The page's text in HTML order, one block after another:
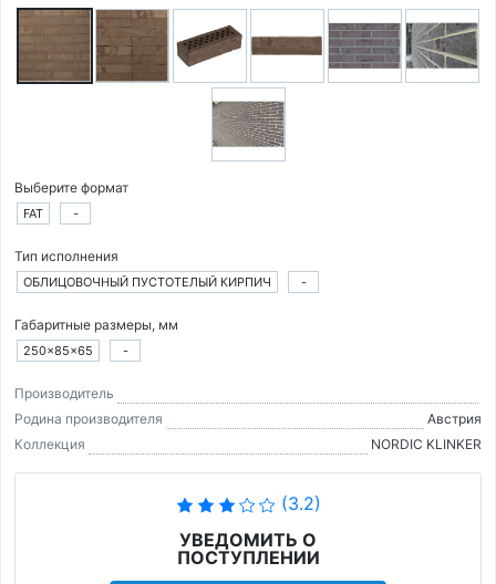
Выберите формат
FAT -
Тип исполнения
ОБЛИЦОВОЧНЫЙ ПУСТОТЕЛЫЙ КИРПИЧ -
Габаритные размеры, мм
250×85×65 -
Производитель
Родина производителя
Австрия
Коллекция
NORDIC KLINKER
(3.2)
УВЕДОМИТЬ О
ПОСТУПЛЕНИИ